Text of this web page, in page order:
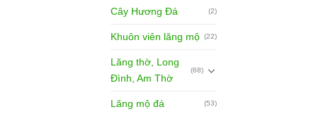
Cây Hương Đá (2)
Khuôn viên lăng mộ (22)
Lăng thờ, Long
Đình, Am Thờ
(68)
Lăng mộ đá (53)